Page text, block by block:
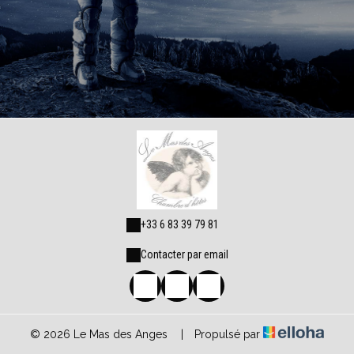
+33 6 83 39 79 81
Contacter par email
© 2026 Le Mas des Anges Propulsé par